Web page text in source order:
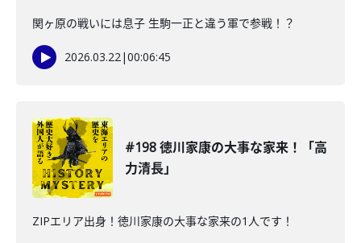
関ヶ原の戦いには息子 生駒一正と違う軍で参戦！？
2026.03.22|00:06:45
#198 徳川家康の大事な家来！「高
力清長」
ZIPエリア出身！徳川家康の大事な家来の1人です！